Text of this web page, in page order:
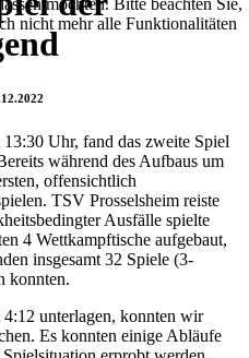
Uhr, fand das zweite Spiel
während des Aufbaus um
offensichtlich
TSV Prosselsheim reiste
Ausfälle spielte
4 Wettkampftische aufgebaut,
insgesamt 32 Spiele (3-
konnten.
unterlagen, konnten wir
Es konnten einige Abläufe
nicht mehr alle Funktionalitäten